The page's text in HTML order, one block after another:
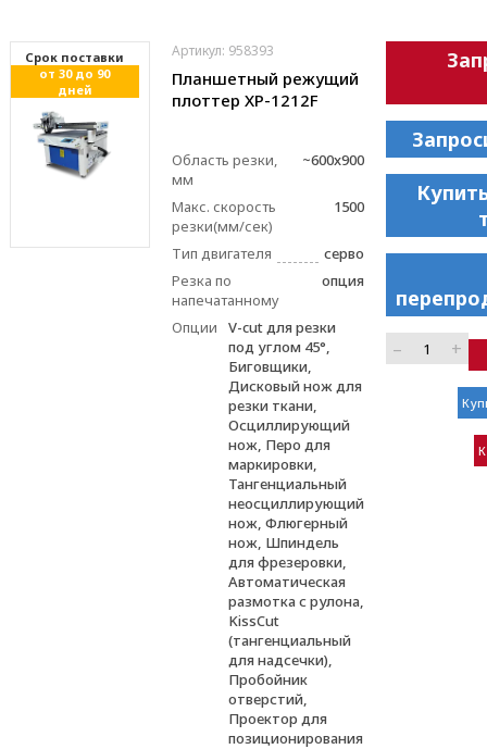
Cрок поставки
от 30 до 90
дней
Артикул: 958393
Планшетный режущий
плоттер XP-1212F
Область резки,
мм
~600x900
Макс. скорость
резки(мм/сек)
1500
Тип двигателя
серво
Резка по
напечатанному
опция
Опции
V-cut для резки
под углом 45°,
Биговщики,
Дисковый нож для
резки ткани,
Осциллирующий
нож, Перо для
маркировки,
Тангенциальный
неосциллирующий
нож, Флюгерный
нож, Шпиндель
для фрезеровки,
Автоматическая
размотка с рулона,
KissCut
(тангенциальный
для надсечки),
Пробойник
отверстий,
Проектор для
позиционирования
– +